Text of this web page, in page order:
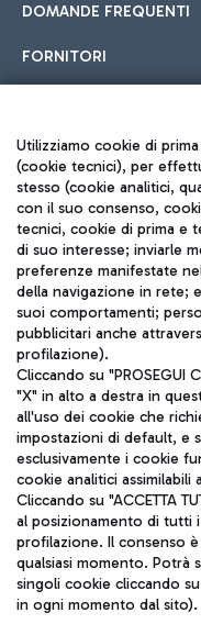
DOMANDE FREQUENTI
FORNITORI
Seguici sui
Aeroporti di Roma S.p.A.
coordinamento di
Codice fiscale e Registro
IVA 06572251004
Capitale sociale
Sede legale: Via Pier
telefono +39 06 65951
Utilizziamo cookie di
(cookie tecnici), per
stesso (cookie analitici,
con il suo consenso,
tecnici, cookie di prima e
di suo interesse; inviarle
preferenze manifestate
della navigazione in rete;
suoi comportamenti;
pubblicitari anche
profilazione).
Cliccando su "PROSEGUI
"X" in alto a destra in
all'uso dei cookie che
impostazioni di default, e
esclusivamente i cookie
cookie analitici assimilabili
Cliccando su "ACCETTA
al posizionamento di tutti
profilazione. Il consenso
qualsiasi momento. Potrà
singoli cookie cliccando su
in ogni momento dal sito).